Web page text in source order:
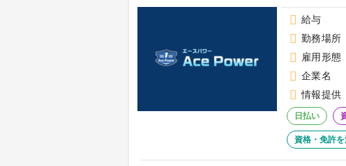
給与
勤務場所
雇用形態
企業名
情報提供
日払い
資格・免許